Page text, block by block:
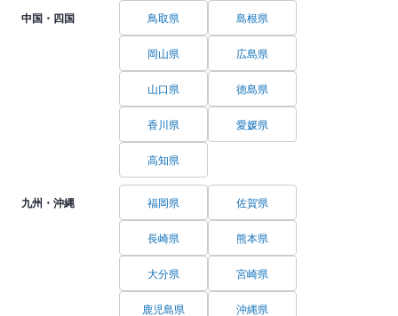
中国・四国 鳥取県 島根県
岡山県 広島県
山口県 徳島県
香川県 愛媛県
高知県
九州・沖縄 福岡県 佐賀県
長崎県 熊本県
大分県 宮崎県
鹿児島県 沖縄県